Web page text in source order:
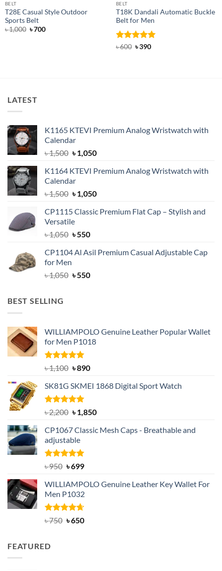
BELT
T28E Casual Style Outdoor
Sports Belt
৳1,000 Original
৳700Current
BELT
T18K Dandali Automatic Buckle
Belt for Men
Rated5
৳600 Original
৳390Current
LATEST
K1165 KTEVI Premium Analog Wristwatch with
Calendar
৳1,500 Original
was:
৳ 1,500.
৳1,050Current
is:
K1164 KTEVI Premium Analog Wristwatch with
Calendar
৳1,500 Original
was:
৳ 1,500.
৳1,050Current
is:
CP1115 Classic Premium Flat Cap – Stylish and
Versatile
৳1,050 Original
was:
৳550Current
is:
CP1104 Al Asil Premium Casual Adjustable Cap
for Men
৳1,050 Original
৳550Current
BEST SELLING
WILLIAMPOLO Genuine Leather Popular Wallet
for Men P1018
Rated5.00
out of 5
৳1,100 Original
was:
৳ 1,100.
৳890Current
is:
SK81G SKMEI 1868 Digital Sport Watch
Rated5.00
out of 5
৳2,200 Original
was:
৳ 2,200.
৳1,850Current
is:
CP1067 Classic Mesh Caps - Breathable and
adjustable
Rated5.00
৳950 Original
was:
৳ 950.
৳699Current
is:
৳ 699.
WILLIAMPOLO Genuine Leather Key Wallet For
Men P1032
Rated4.63
৳750 Original
৳650Current
FEATURED